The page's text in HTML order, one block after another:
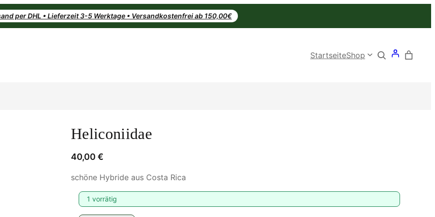
per DHL • Lieferzeit 3-5 Werktage • Versandkostenfrei ab 150,00€
StartseiteShop Search
Heliconiidae
40,00 €
schöne Hybride aus Costa Rica
1 vorrätig